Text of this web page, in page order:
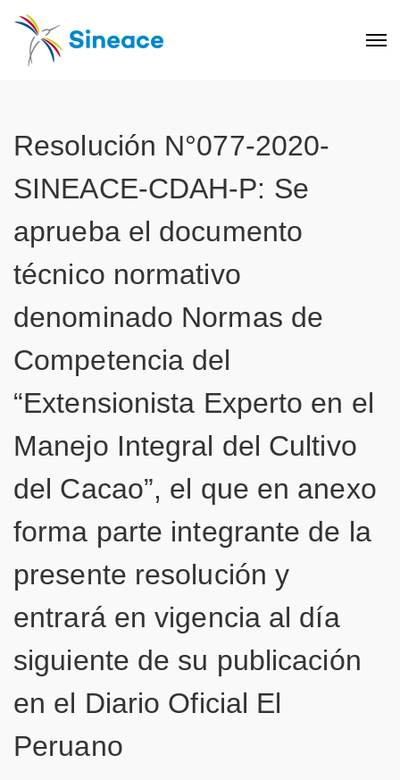
Resolución N°077-2020-
SINEACE-CDAH-P: Se
aprueba el documento
técnico normativo
denominado Normas de
Competencia del
“Extensionista Experto en el
Manejo Integral del Cultivo
del Cacao”, el que en anexo
forma parte integrante de la
presente resolución y
entrará en vigencia al día
siguiente de su publicación
en el Diario Oficial El
Peruano